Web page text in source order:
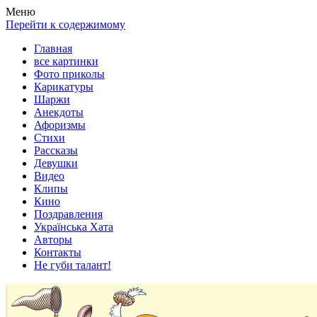
Весела хата — прикольные картинки, смешные истории, клипы!
Покажем всем ваши фото приколы, карикатуры, шаржи, стихи,
Меню
Перейти к содержимому
Главная
все картинки
Фото приколы
Карикатуры
Шаржи
Анекдоты
Афоризмы
Стихи
Рассказы
Девушки
Видео
Клипы
Кино
Поздравления
Українська Хата
Авторы
Контакты
Не губи талант!